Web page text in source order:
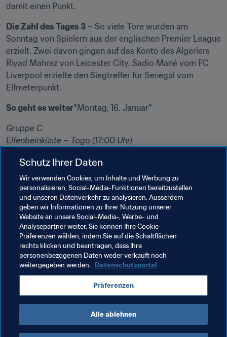
damit einen Punkt.
Die Zahl des Tages 3 – So viele Tore wurden am
Sonntag von Spielern aus der englischen Premier League
erzielt. Zwei davon gingen auf das Konto des Algeriers
Riyad Mahrez von Leicester City. Sadio Mané vom FC
Liverpool erzielte den Siegtreffer für Senegal vom
Elfmeterpunkt.
So geht es weiter*Montag, 16. Januar*
Gruppe C
Elfenbeinküste – Togo (17:00 Uhr)
(Alle Zeitangaben in Ortszeit)
Der Gewinner des CAF Afrikanischen Nationen-Pokals
vertritt den Kontinent beim FIFA Konföderationen-Pokal
Russland 2017.
Verwandte Themen
Algeria Senegal Tunisia Zimbabwe
CAF
Schutz Ihrer Daten
Wir verwenden Cookies, um Inhalte und Werbung zu
personalisieren, Social-Media-Funktionen bereitzustellen
und unseren Datenverkehr zu analysieren. Ausserdem
geben wir Informationen zu Ihrer Nutzung unserer
Website an unsere Social-Media-, Werbe- und
Analysepartner weiter. Sie können Ihre Cookie-
Präferenzen wählen, indem Sie auf die Schaltflächen
rechts klicken und beantragen, dass Ihre
personenbezogenen Daten weder verkauft noch
weitergegeben werden. Datenschutzportal
Präferenzen
Alle ablehnen